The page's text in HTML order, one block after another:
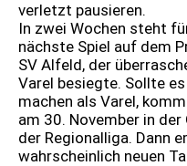
verletzt pausieren.
In zwei Wochen steht
nächste Spiel auf dem
SV Alfeld, der
Varel besiegte. Sollte
machen als Varel,
am 30. November in
der Regionalliga. Dann
wahrscheinlich neuen